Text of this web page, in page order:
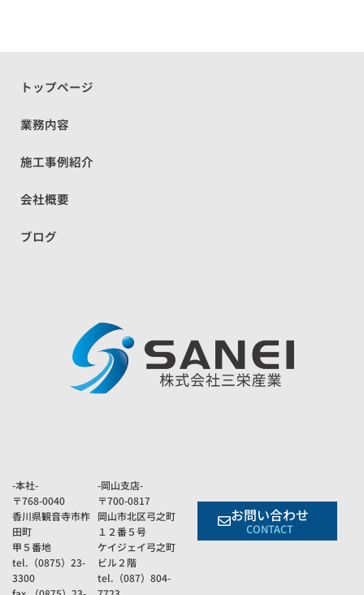
トップページ
業務内容
施工事例紹介
会社概要
ブログ
-本社-
〒768-0040
香川県観音寺市柞
田町
甲５番地
tel.（0875）23-
3300
-岡山支店-
〒700-0817
岡山市北区弓之町
１２番５号
ケイジェイ弓之町
ビル２階
tel.（087）804-
お問い合わせ
CONTACT